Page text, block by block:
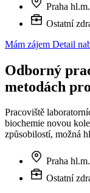
Praha
Ostatní
Mám zájem Detail
Odborný
metodách
Pracoviště
biochemie novou
způsobilostí, možná
Praha
Ostatní